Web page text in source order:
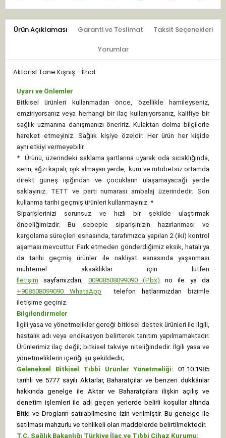
Ürün Açıklaması Garanti ve Teslimat Taksit Seçenekleri
Yorumlar
Aktarist Tane Kişniş - İthal
Uyarı ve Önlemler
Bitkisel ürünleri kullanmadan önce, özellikle hamileyseniz,
emziriyorsanız veya herhangi bir ilaç kullanıyorsanız, kalifiye bir
sağlık uzmanına danışmanızı öneririz. Kulaktan dolma bilgilerle
hareket etmeyiniz. Sağlık kişiye özeldir. Her ürün her kişide
aynı etkiyi vermeyebilir.
*
Ürünü, üzerindeki saklama şartlarına uyarak oda sıcaklığında,
serin, ağzı kapalı, ışık almayan yerde, kuru ve rutubetsiz ortamda
direkt güneş ışığından ve çocukların ulaşamayacağı yerde
saklayınız. TETT ve parti numarası ambalaj üzerindedir. Son
kullanma tarihi geçmiş ürünleri kullanmayınız. *
Siparişlerinizi sorunsuz ve hızlı bir şekilde ulaştırmak
önceliğimizdir. Bu sebeple siparişinizin hazırlanması ve
kargolama süreçleri esnasında, tarafımızca yapılan 2 (iki) kontrol
aşaması mevcuttur. Fark etmeden gönderdiğimiz eksik, hatalı ya
da tarihi geçmiş ürünler ile nakliyat esnasında yaşanması
muhtemel aksaklıklar için lütfen
İletişim
sayfamızdan, 00908508099090 (Pbx) no ile ya da
+908508099090 WhatsApp telefon hatlarımızdan bizimle
iletişime geçiniz.
Bilgilendirmeler
İlgili yasa ve yönetmelikler gereği bitkisel destek ürünleri ile ilgili,
hastalık adı veya endikasyon belirterek tanıtım yapılmamaktadır.
Ürünlerimiz ilaç değil; bitkisel takviye niteliğindedir. İlgili yasa ve
yönetmeliklerin içeriği şu şekildedir;
Geleneksel Bitkisel Tıbbi Ürünler Yönetmeliği: 01.10.1985
tarihli ve 5777 sayılı Aktarlar, Baharatçılar ve benzeri dükkânlar
hakkında genelge ile Aktar ve Baharatçılara ilişkin açılış ve
denetim işlemleri ile adı geçen yerlerde belirli koşullar altında
Bitki ve Drogların satılabilmesine izin verilmiştir. Bu genelge ile
satılması mahzurlu ve tehlikeli olan maddelerde belirtilmektedir.
T.C. Sağlık Bakanlığı Türkiye İlaç ve Tıbbi Cihaz Kurumu: